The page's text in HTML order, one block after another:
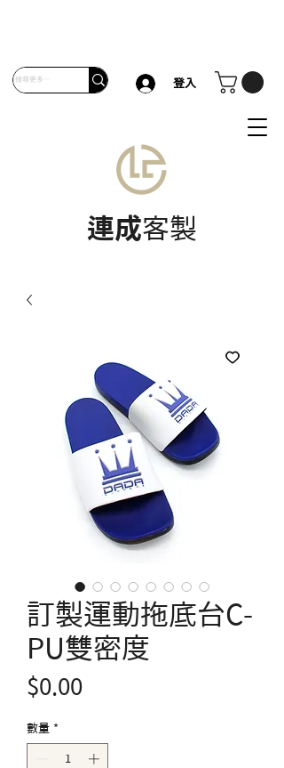
登入
連成客製
訂製運動拖底台C-
PU雙密度
$0.00價
數量 *